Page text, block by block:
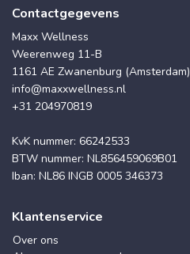
Contactgegevens
Maxx Wellness
Weerenweg 11-B
1161 AE Zwanenburg (Amsterdam)
info@maxxwellness.nl
+31 204970819
KvK nummer: 66242533
BTW nummer: NL856459069B01
Iban: NL86 INGB 0005 346373
Klantenservice
Over ons